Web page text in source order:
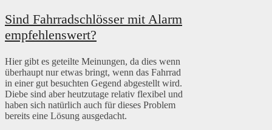
Sind Fahrradschlösser mit Alarm
empfehlenswert?
Hier gibt es geteilte Meinungen, da dies wenn
überhaupt nur etwas bringt, wenn das Fahrrad
in einer gut besuchten Gegend abgestellt wird.
Diebe sind aber heutzutage relativ flexibel und
haben sich natürlich auch für dieses Problem
bereits eine Lösung ausgedacht.